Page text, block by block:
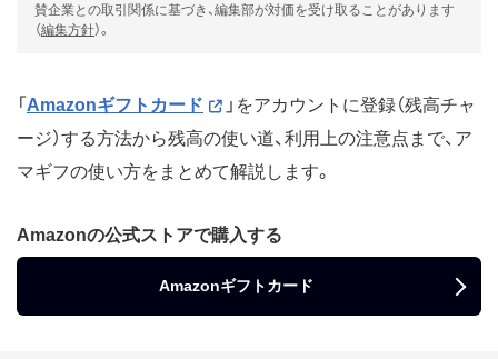
賛企業との取引関係に基づき、編集部が対価を受け取ることがあります
（編集方針）。
「 Amazonギフトカード
」をアカウントに登録（残高チャ
ージ）する方法から残高の使い道、利用上の注意点まで、ア
マギフの使い方をまとめて解説します。
Amazonの公式ストアで購入する
Amazonギフトカード